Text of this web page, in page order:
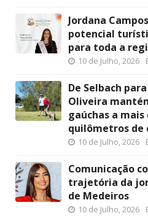
Jordana
potencial
para toda a
10 de Julho, 2026
De Selbach
Oliveira
gaúchas a mais
quilômetros de
10 de Julho, 2026
Comunicação
trajetória da
de Medeiros
10 de Julho, 2026